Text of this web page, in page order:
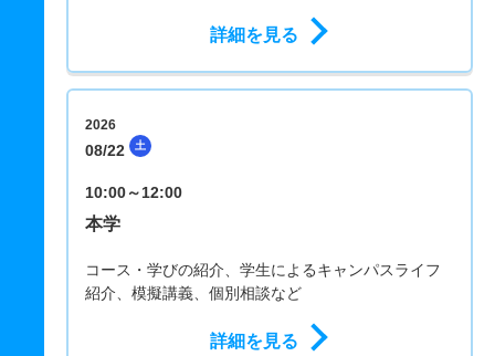
詳細を見る
2026
08/22 土
10:00～12:00
本学
コース・学びの紹介、学生によるキャンパスライフ
紹介、模擬講義、個別相談など
詳細を見る